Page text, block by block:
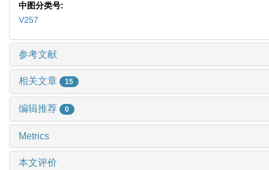
中图分类号:
V257
参考文献
相关文章 15
编辑推荐 0
Metrics
本文评价